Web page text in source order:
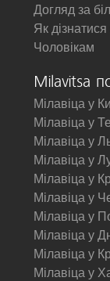
Догляд за
Як дізнатися
Чоловікам
Milavitsa
Мілавіца у
Мілавіца у
Мілавіца у
Мілавіца у
Мілавіца у
Мілавіца у
Мілавіца у
Мілавіца у
Мілавіца у
Мілавіца у